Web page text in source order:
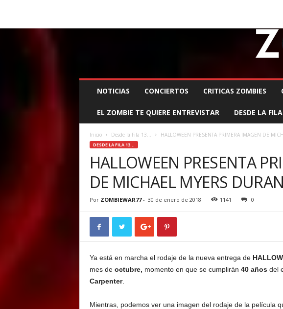
I
NOTICIAS CONCIERTOS CRITICAS ZOMBIES
EL ZOMBIE TE QUIERE ENTREVISTAR DESDE LA
Inicio Desde la Fila 13... HALLOWEEN PRESENTA PRIMERA IMAGEN DE
DESDE LA FILA 13...
HALLOWEEN PRESENTA
DE MICHAEL MYERS
Por ZOMBIEWAR77- 30 de enero de 2018 1141 0
Ya está en marcha el rodaje de la nueva entrega de
mes deoctubre, momento en que se cumplirán 40 añosdel
Carpenter.
Mientras, podemos ver una imagen del rodaje de la película